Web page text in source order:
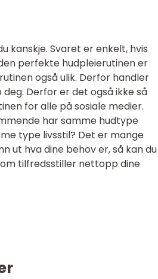
kanskje. Svaret er enkelt, hvis
perfekte hudpleierutinen er
også ulik. Derfor handler
Derfor er det også ikke så
for alle på sosiale medier.
har samme hudtype
type livsstil? Det er mange
ut hva dine behov er, så kan du
tilfredsstiller nettopp dine